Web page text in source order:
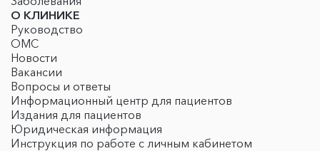
О КЛИНИКЕ
Руководство
ОМС
Новости
Вакансии
Вопросы и ответы
Информационный центр для пациентов
Издания для пациентов
Юридическая информация
Инструкция по работе с личным кабинетом